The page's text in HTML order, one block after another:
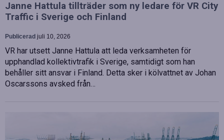
Janne Hattula tillträder som ny ledare för VR City
Traffic i Sverige och Finland
Publicerad juli 10, 2026
VR har utsett Janne Hattula att leda verksamheten för
upphandlad kollektivtrafik i Sverige, samtidigt som han
behåller sitt ansvar i Finland. Detta sker i kölvattnet av Johan
Oscarssons avsked från…